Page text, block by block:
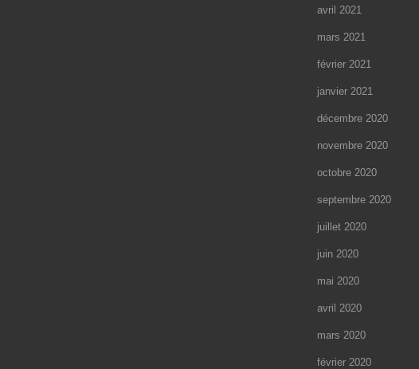
avril 2021
mars 2021
février 2021
janvier 2021
décembre 2020
novembre 2020
octobre 2020
septembre 2020
juillet 2020
juin 2020
mai 2020
avril 2020
mars 2020
février 2020